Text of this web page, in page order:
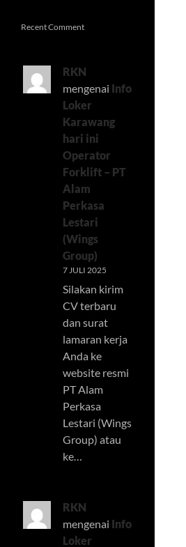
Recent Comment
RKN
mengenai Info
Loker
Karawang
hari ini
Operator
Forklift – PT
Alam
Perkasa
Lestari
(Wings
Group)
7 JULI 2025
Silakan kirim
CV terbaru
dan surat
lamaran kerja
Anda ke
website resmi
PT Alam
Perkasa
Lestari (Wings
Group) atau
ke…
RKN
mengenai Info
Loker